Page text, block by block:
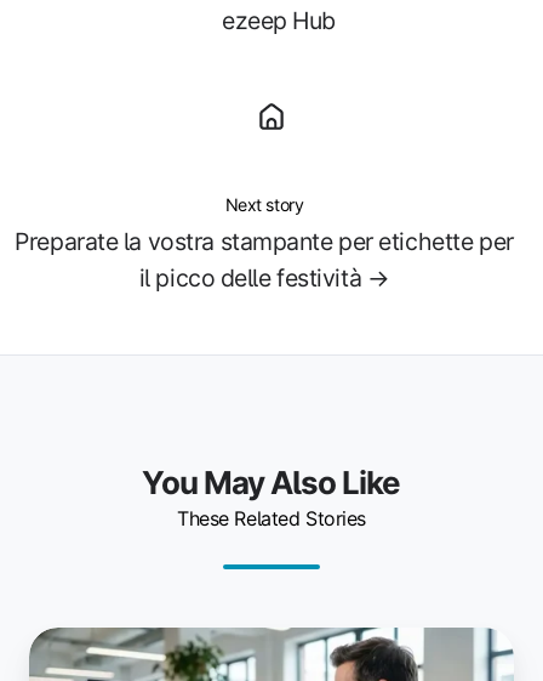
ezeep Hub
Next story
Preparate la vostra stampante per etichette per
il picco delle festività →
You May Also Like
These Related Stories
Nerdio
e